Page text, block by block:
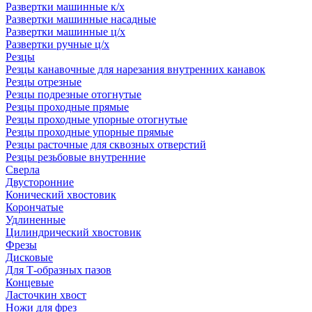
Развертки машинные к/х
Развертки машинные насадные
Развертки машинные ц/х
Развертки ручные ц/х
Резцы
Резцы канавочные для нарезания внутренних канавок
Резцы отрезные
Резцы подрезные отогнутые
Резцы проходные прямые
Резцы проходные упорные отогнутые
Резцы проходные упорные прямые
Резцы расточные для сквозных отверстий
Резцы резьбовые внутренние
Сверла
Двусторонние
Конический хвостовик
Корончатые
Удлиненные
Цилиндрический хвостовик
Фрезы
Дисковые
Для Т-образных пазов
Концевые
Ласточкин хвост
Ножи для фрез